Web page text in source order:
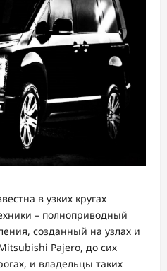
в узких кругах
– полноприводный
созданный на узлах и
Pajero, до сих
и владельцы таких